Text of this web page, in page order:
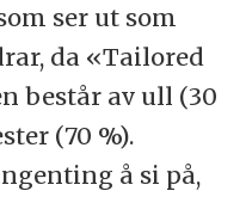
ser ut som
da «Tailored
består av ull (30
(70 %).
å si på,